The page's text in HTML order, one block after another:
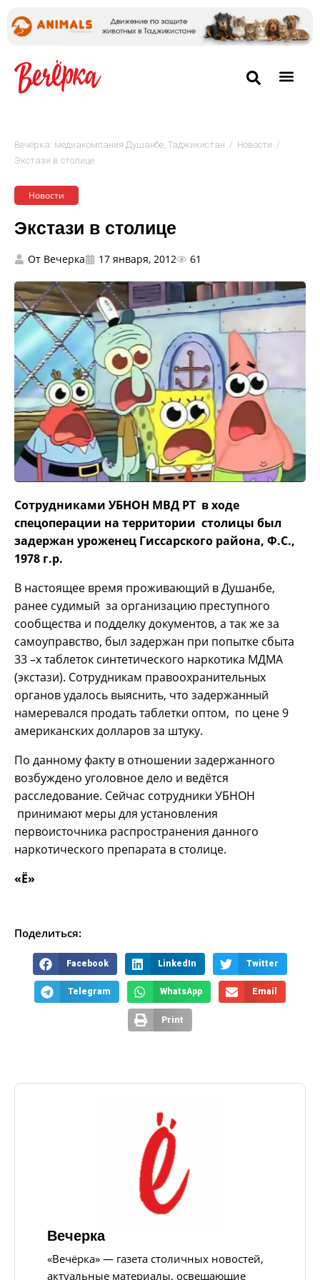
Вечёрка: медиакомпания Душанбе, Таджикистан / Новости /
Экстази в столице
Новости
Экстази в столице
От Вечерка 17 января, 2012 61
Сотрудниками УБНОН МВД РТ в ходе
спецоперации на территории столицы был
задержан уроженец Гиссарского района, Ф.С.,
1978 г.р.
В настоящее время проживающий в Душанбе,
ранее судимый за организацию преступного
сообщества и подделку документов, а так же за
самоуправство, был задержан при попытке сбыта
33 –х таблеток синтетического наркотика МДМА
(экстази). Сотрудникам правоохранительных
органов удалось выяснить, что задержанный
намеревался продать таблетки оптом, по цене 9
американских долларов за штуку.
По данному факту в отношении задержанного
возбуждено уголовное дело и ведётся
расследование. Сейчас сотрудники УБНОН
принимают меры для установления
первоисточника распространения данного
наркотического препарата в столице.
«Ё»
Поделиться:
Facebook LinkedIn Twitter
Telegram WhatsApp Email
Print
Вечерка
«Вечёрка» — газета столичных новостей,
актуальные материалы, освещающие